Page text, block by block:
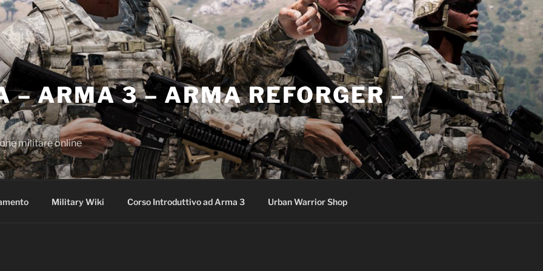
– ARMA 3 – ARMA REFORGER –
militare online
Military Wiki Corso Introduttivo ad Arma 3 Urban Warrior Shop